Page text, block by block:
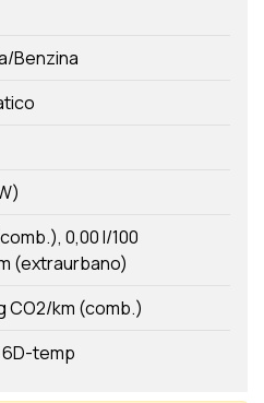
Benzina
0,00 l/100
(extraurbano)
CO2/km (comb.)
6D-temp